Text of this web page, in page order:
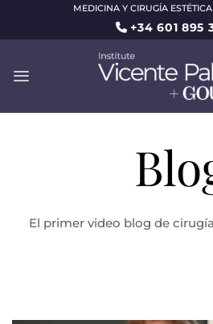
MEDICINA Y CIRUGÍA
+34 601 895
El primer video blog de